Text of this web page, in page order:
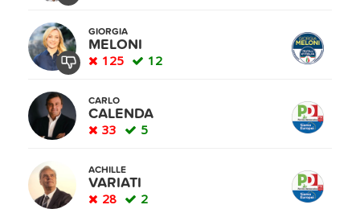
GIORGIA
MELONI
125 12
CARLO
CALENDA
33 5
ACHILLE
VARIATI
28 2